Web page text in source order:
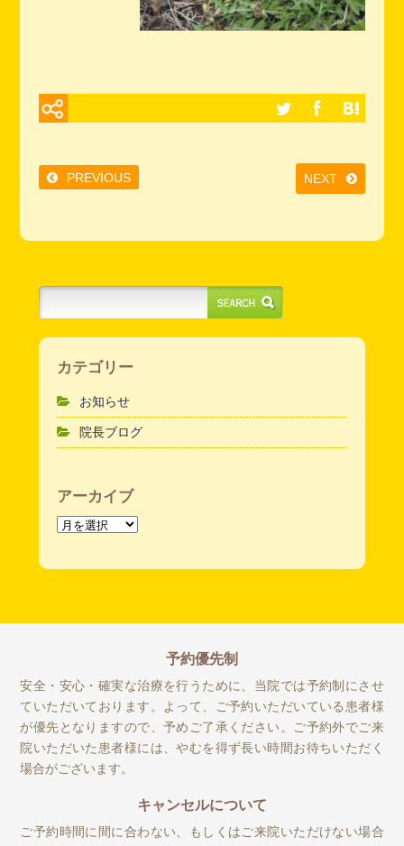
PREVIOUS NEXT
カテゴリー
お知らせ
院長ブログ
アーカイブ
ア
カ
予約優先制
安全・安心・確実な治療を行うために、当院では予約制にさせ
ていただいております。よって、ご予約いただいている患者様
が優先となりますので、予めご了承ください。ご予約外でご来
院いただいた患者様には、やむを得ず長い時間お待ちいただく
場合がございます。
キャンセルについて
ご予約時間に間に合わない、もしくはご来院いただけない場合